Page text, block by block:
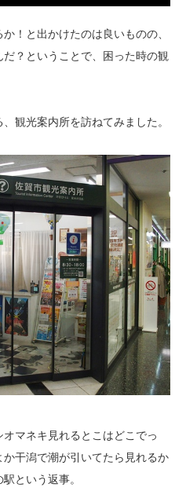
！と出かけたのは良いものの、
？ということで、困った時の観
観光案内所を訪ねてみました。
オマネキ見れるとこはどこでっ
干潟で潮が引いてたら見れるか
という返事。